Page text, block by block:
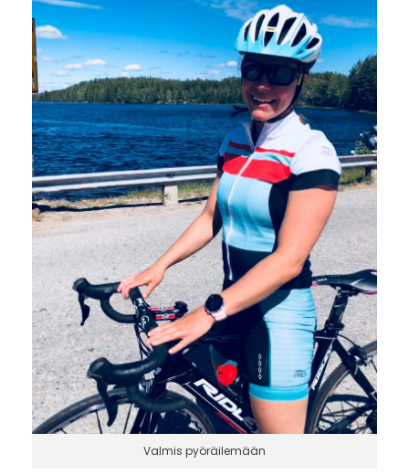
s
t
o
r
e
i
t
t
i
Valmis pyöräilemään